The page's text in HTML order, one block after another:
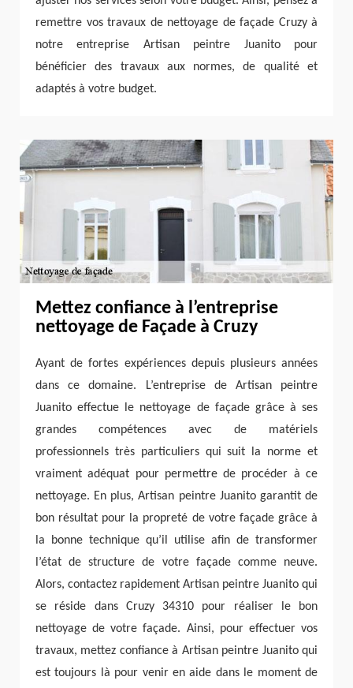
remettre vos travaux de nettoyage de façade Cruzy à
notre entreprise Artisan peintre Juanito pour
bénéficier des travaux aux normes, de qualité et
adaptés à votre budget.
Mettez confiance à l’entreprise
nettoyage de Façade à Cruzy
Ayant de fortes expériences depuis plusieurs années
dans ce domaine. L’entreprise de Artisan peintre
Juanito effectue le nettoyage de façade grâce à ses
grandes compétences avec de matériels
professionnels très particuliers qui suit la norme et
vraiment adéquat pour permettre de procéder à ce
nettoyage. En plus, Artisan peintre Juanito garantit de
bon résultat pour la propreté de votre façade grâce à
la bonne technique qu’il utilise afin de transformer
l’état de structure de votre façade comme neuve.
Alors, contactez rapidement Artisan peintre Juanito qui
se réside dans Cruzy 34310 pour réaliser le bon
nettoyage de votre façade. Ainsi, pour effectuer vos
travaux, mettez confiance à Artisan peintre Juanito qui
est toujours là pour venir en aide dans le moment de